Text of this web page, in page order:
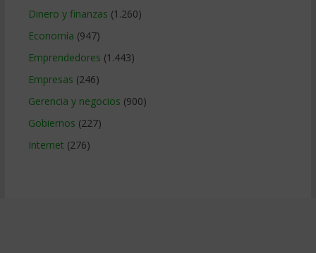
Dinero y finanzas (1.260)
Economía (947)
Emprendedores (1.443)
Empresas (246)
Gerencia y negocios (900)
Gobiernos (227)
Internet (276)